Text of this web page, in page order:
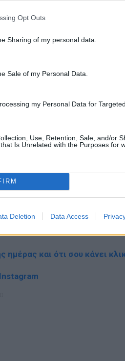
Opt Outs
Sharing of my personal data.
Sale of my Personal Data.
my Personal Data for Targeted
Use, Retention, Sale, and/or
Is Unrelated with the Purposes for
Deletion Data Access
δυο ημιτελικοί στις 10 και
News και μάθετε πρώτοιτα
και ότι σου κάνει